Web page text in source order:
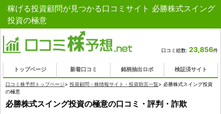
稼げる投資顧問が見つかる口コミサイト 必勝株式スイング
投資の極意
口コミ総数: 23,856件
トップページ 新着口コミ 銘柄抽出ロボ 検証済サイト
口コミ株予想トップページ> 投資顧問・株情報サイト・投資助言一覧> 必勝株式スイング投資
の極意
必勝株式スイング投資の極意の口コミ・評判・詐欺